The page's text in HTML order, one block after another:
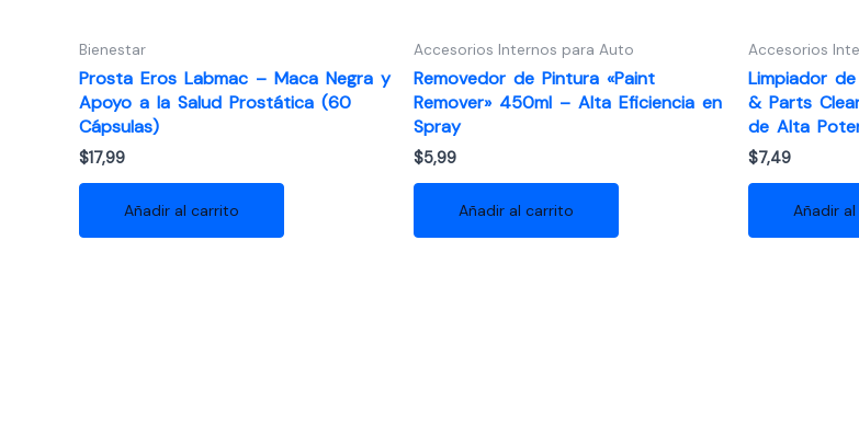
Bienestar
Prosta Eros Labmac – Maca Negra y
Apoyo a la Salud Prostática (60
Cápsulas)
$17,99
Añadir al carrito
Accesorios Internos para Auto
Removedor de Pintura «Paint
Remover» 450ml – Alta Eficiencia en
Spray
$5,99
Añadir al carrito
Accesorios
Limpiador
& Parts
de Alta
$7,49
Añadir